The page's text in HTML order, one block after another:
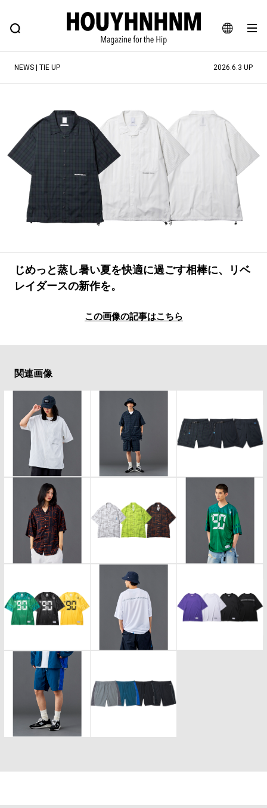
JA
EN
FEATURE BLOG SNAP
ヒップなファッション、カルチャー、ライフスタイルWEBマガジン
#注目のタグ
#SHOPPING ADDICT #憧れの逸品
#ESSENTIAL DESIGNS #古着サミット
#NEW VINTAGE #マイナーグッド図鑑
#路地裏てぃーん。 #MONTHLY JOURNAL
#GH 銘品の所以 #フイナムのYouTube
#AH.H
#LIFESTYLE #SNEAKER #OUTDOOR
#SPORTS #HANDSOME HANDBOOK
NEWS | TIE UP 2026.6.3 UP
じめっと蒸し暑い夏を快適に過ごす相棒に、リベ
レイダースの新作を。
この画像の記事はこちら
関連画像